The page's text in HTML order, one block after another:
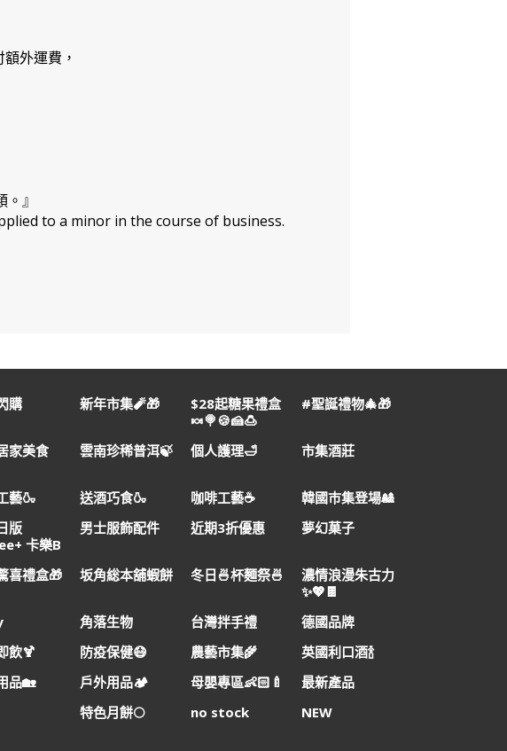
外運費，
』
to a minor in the course of business.
購 新年市集🧨🎁
$28起糖果禮盒
🍬🍭🍪🍰🍮
#聖誕禮物🎄🎁
家美食 雲南珍稀普洱🍃 個人護理🛁 市集酒莊
藝🍶 送酒巧食🍶 咖啡工藝☕
韓國巿集登場🎎
版
卡樂B
男士服飾配件 近期3折優惠 夢幻菓子
喜禮盒🎁 坂角総本舖蝦餅 冬日🍜杯麵祭🍜
濃情浪漫朱古力
✨💖🍫
角落生物 台灣拌手禮
德國品牌
飲🍹 防疫保健😷 農藝市集🌾
英國利口酒🍾
品🏡 戶外用品🏕️ 母嬰專區👶🏻🍼
最新產品
特色月餅🌕
no stock NEW